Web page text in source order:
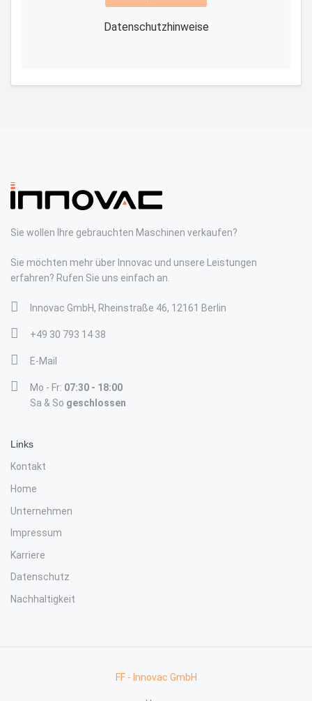
Datenschutzhinweise
Sie wollen Ihre gebrauchten Maschinen verkaufen?
Sie möchten mehr über Innovac und unsere Leistungen
erfahren? Rufen Sie uns einfach an.
Innovac GmbH, Rheinstraße 46, 12161 Berlin
+49 30 793 14 38
E-Mail
Mo - Fr: 07:30 - 18:00
Sa & So geschlossen
Links
Kontakt
Home
Unternehmen
Impressum
Karriere
Datenschutz
Nachhaltigkeit
FF - Innovac GmbH